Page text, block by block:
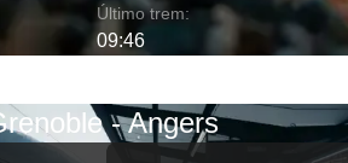
Último trem:
09:46
- Angers